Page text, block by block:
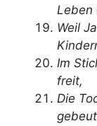
Leben
Weil
Im
freit,
Die